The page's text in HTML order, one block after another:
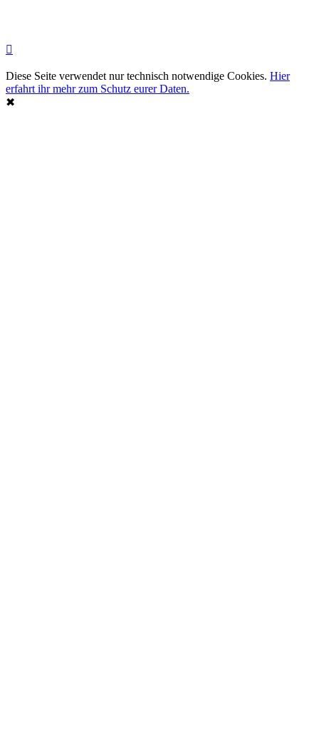
Diese Seite verwendet nur technisch notwendige Cookies. Hier
erfahrt ihr mehr zum Schutz eurer Daten.
✖